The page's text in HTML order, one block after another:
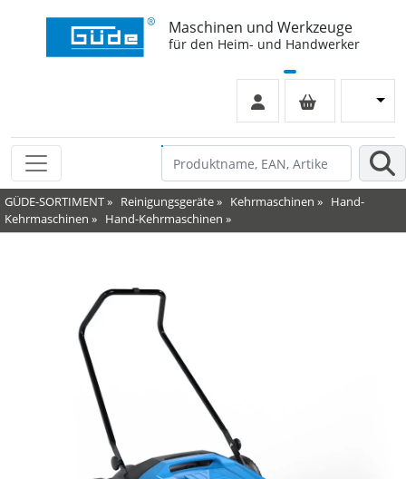
Maschinen und Werkzeuge
für den Heim- und Handwerker
GÜDE-SORTIMENT» Reinigungsgeräte» Kehrmaschinen » Hand-
Kehrmaschinen » Hand-Kehrmaschinen »